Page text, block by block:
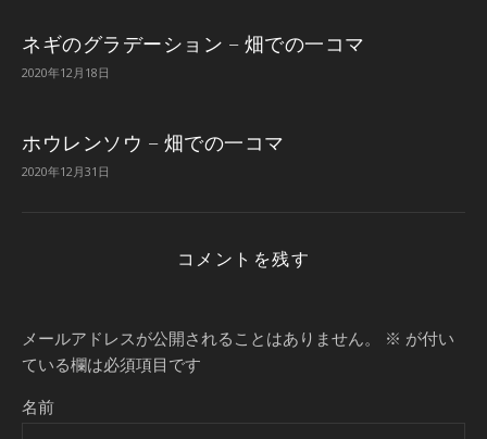
ネギのグラデーション – 畑での一コマ
2020年12月18日
ホウレンソウ – 畑での一コマ
2020年12月31日
コメントを残す
メールアドレスが公開されることはありません。 ※ が付い
ている欄は必須項目です
名前